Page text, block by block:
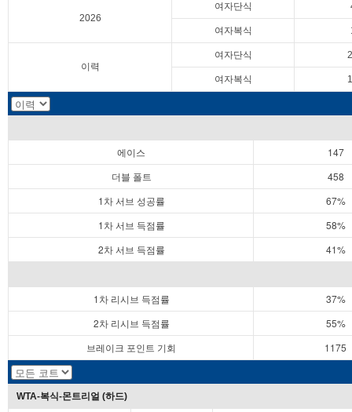
2026
여자단식
여자복식
이력
여자단식
여자복식
에이스
147
더블 폴트
458
1차 서브 성공률
67%
1차 서브 득점률
58%
2차 서브 득점률
41%
1차 리시브 득점률
37%
2차 리시브 득점률
55%
브레이크 포인트 기회
1175
WTA-복식-몬트리얼 (하드)